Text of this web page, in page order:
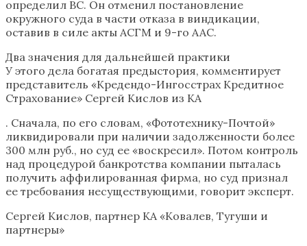
определил ВС. Он отменил постановление
окружного суда в части отказа в виндикации,
оставив в силе акты АСГМ и 9-го ААС.
Два значения для дальнейшей практики
У этого дела богатая предыстория, комментирует
представитель «Кредендо-Ингосстрах Кредитное
Страхование» Сергей Кислов из КА
. Сначала, по его словам, «Фототехнику-Почтой»
ликвидировали при наличии задолженности более
300 млн руб., но суд ее «воскресил». Потом контроль
над процедурой банкротства компании пыталась
получить аффилированная фирма, но суд признал
ее требования несуществующими, говорит эксперт.
Сергей Кислов, партнер КА «Ковалев, Тугуши и
партнеры»